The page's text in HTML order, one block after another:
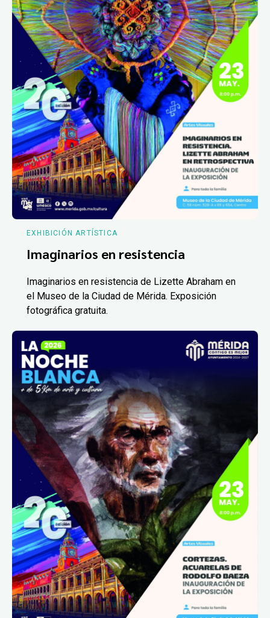
EXHIBICIÓN ARTÍSTICA
Imaginarios en resistencia
Imaginarios en resistencia de Lizette Abraham en
el Museo de la Ciudad de Mérida. Exposición
fotográfica gratuita.